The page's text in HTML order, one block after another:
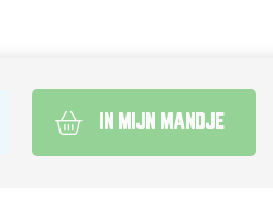
IN MIJN MANDJE